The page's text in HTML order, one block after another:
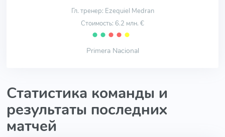
Гл. тренер: Ezequiel Medran
Стоимость: 6.2 млн. €
⬤ ⬤ ⬤ ⬤ ⬤
Primera Nacional
Статистика команды и
результаты последних
матчей